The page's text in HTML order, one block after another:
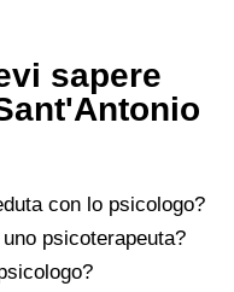
sapere
con lo psicologo?
psicoterapeuta?